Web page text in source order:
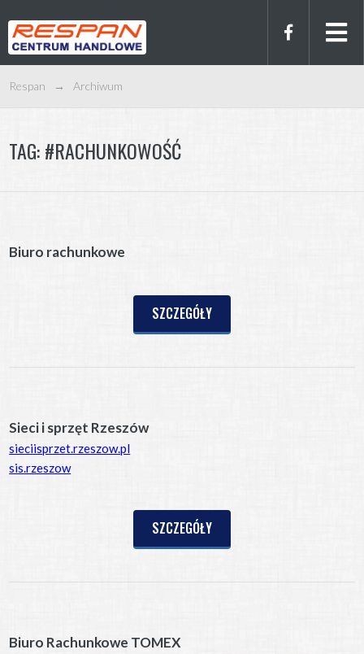
Respan → Archiwum
TAG:#RACHUNKOWOŚĆ
Biuro rachunkowe
SZCZEGÓŁY
Sieci i sprzęt Rzeszów
sieciisprzet.rzeszow.pl
sis.rzeszow
SZCZEGÓŁY
Biuro Rachunkowe TOMEX